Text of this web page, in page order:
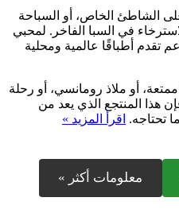
الشاطئ الخاص، أو السباحة
في السبا الفاخر. لمحبي
تقدم أطباقًا عالمية ومحلية
أو ملاذ رومانسي، أو رحلة
هذا المنتجع الذي يعد من
تحتاجه. اقرأ المزيد »
معلومات أكثر »